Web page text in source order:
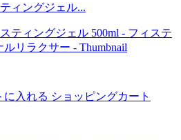
ィングジェル...
に入れる ショッピングカート